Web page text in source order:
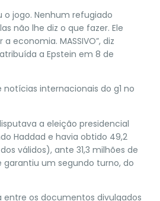
o jogo. Nenhum refugiado
não lhe diz o que fazer. Ele
economia. MASSIVO”, diz
a Epstein em 8 de
notícias internacionais do g1 no
a eleição presidencial
Haddad e havia obtido 49,2
válidos), ante 31,3 milhões de
garantiu um segundo turno, do
os documentos divulgados